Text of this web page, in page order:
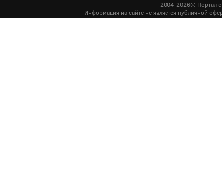
2004-2026© Портал
Информация на сайте не является публичной